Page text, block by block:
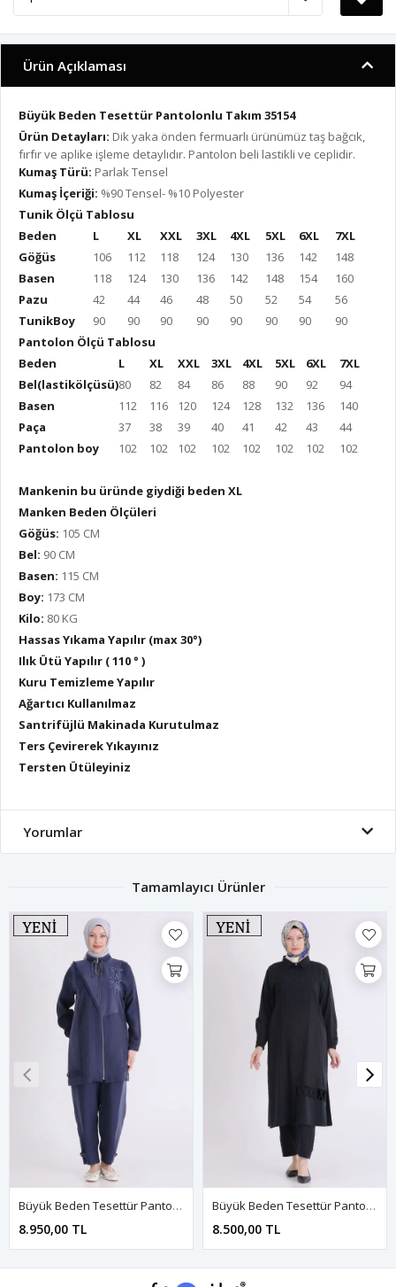
Ürün Açıklaması
Büyük Beden Tesettür Pantolonlu Takım 35154
Ürün Detayları: Dik yaka önden fermuarlı ürünümüz taş bağcık,
fırfır ve aplike işleme detaylıdır. Pantolon beli lastikli ve ceplidir.
Kumaş Türü: Parlak Tensel
Kumaş İçeriği: %90 Tensel- %10 Polyester
Tunik Ölçü Tablosu
Beden
L XL XXL 3XL 4XL 5XL 6XL
7XL
Göğüs
106 112 118 124 130 136 142
148
Basen
118 124 130 136 142 148 154
160
Pazu
42 44 46 48 50 52 54
56
TunikBoy
90 90 90 90 90 90 90
90
Pantolon Ölçü Tablosu
Beden
L XL XXL 3XL 4XL 5XL 6XL
7XL
Bel(lastikölçüsü)80 82 84 86 88 90 92
94
Basen
112 116 120 124 128 132 136
140
Paça
37 38 39 40 41 42 43
44
Pantolon boy
102 102 102 102 102 102 102 102
Mankenin bu üründe giydiği beden XL
Manken Beden Ölçüleri
Göğüs: 105 CM
Bel: 90 CM
Basen: 115 CM
Boy: 173 CM
Kilo: 80 KG
Hassas Yıkama Yapılır (max 30°)
Ilık Ütü Yapılır ( 110 ° )
Kuru Temizleme Yapılır
Ağartıcı Kullanılmaz
Santrifüjlü Makinada Kurutulmaz
Ters Çevirerek Yıkayınız
Tersten Ütüleyiniz
Yorumlar
Tamamlayıcı Ürünler
Büyük Beden Tesettür Pantolonlu Takım 35154 Lacivert
8.950,00 TL
Büyük Beden Tesettür Pantolonlu Takım 35152 Siyah
8.500,00 TL